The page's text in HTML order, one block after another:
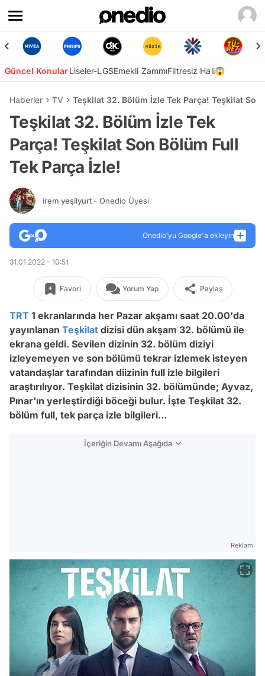
Güncel KonularLiseler-LGSEmekli ZammıFiltresiz Hali😱
Haberler TV Teşkilat 32. Bölüm İzle Tek Parça! Teşkilat
Teşkilat 32. Bölüm İzle Tek
Parça! Teşkilat Son Bölüm Full
Tek Parça İzle!
irem yeşilyurt - Onedio Üyesi
Onedio’yu Google'a ekleyin
31.01.2022 - 10:51
Favori Yorum Yap Paylaş
TRT 1 ekranlarında her Pazar akşamı saat 20.00'da
yayınlanan Teşkilat dizisi dün akşam 32. bölümü ile
ekrana geldi. Sevilen dizinin 32. bölüm diziyi
izleyemeyen ve son bölümü tekrar izlemek isteyen
vatandaşlar tarafından diizinin full izle bilgileri
araştırılıyor. Teşkilat dizisinin 32. bölümünde; Ayvaz,
Pınar'ın yerleştirdiği böceği bulur. İşte Teşkilat 32.
bölüm full, tek parça izle bilgileri...
İçeriğin Devamı Aşağıda
Reklam